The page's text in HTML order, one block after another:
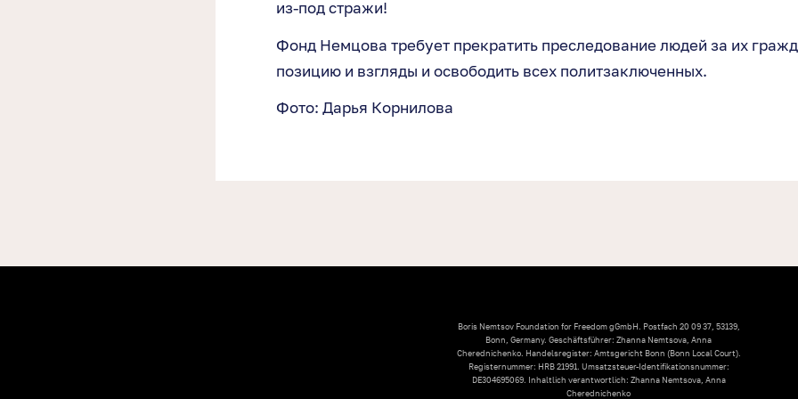
из-под стражи!
Фонд Немцова требует прекратить преследование людей за их
позицию и взгляды и освободить всех политзаключенных.
Фото: Дарья Корнилова
Boris Nemtsov Foundation for Freedom gGmbH. Postfach 20 09 37, 53139,
Bonn, Germany. Geschäftsführer: Zhanna Nemtsova, Anna
Cherednichenko. Handelsregister: Amtsgericht Bonn (Bonn Local Court).
Registernummer: HRB 21991. Umsatzsteuer-Identifikationsnummer:
DE304695069. Inhaltlich verantwortlich: Zhanna Nemtsova, Anna
Cherednichenko